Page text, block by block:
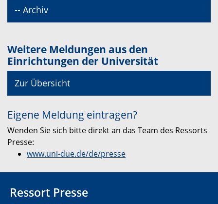
-- Archiv
Weitere Meldungen aus den
Einrichtungen der Universität
Zur Übersicht
Eigene Meldung eintragen?
Wenden Sie sich bitte direkt an das Team des Ressorts
Presse:
www.uni-due.de/de/presse
Ressort Presse